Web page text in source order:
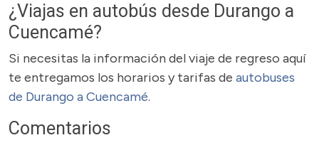
¿Viajas en autobús desde Durango a
Cuencamé?
Si necesitas la información del viaje de regreso aquí
te entregamos los horarios y tarifas de autobuses
de Durango a Cuencamé.
Comentarios